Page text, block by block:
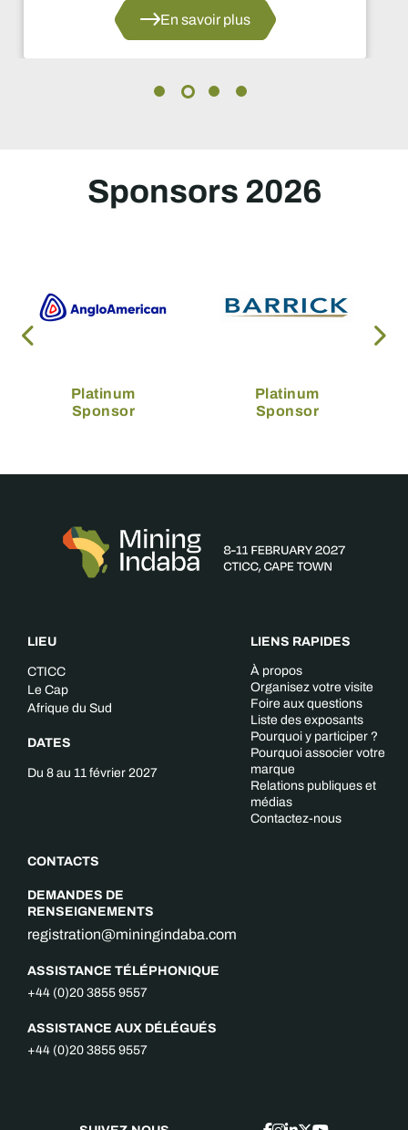
Sponsors 2026
Platinum
Sponsor
Platinum
Sponsor
LIEU
CTICC
Le Cap
Afrique du Sud
DATES
Du 8 au 11 février 2027
CONTACTS
DEMANDES DE
RENSEIGNEMENTS
registration@miningindaba.com
ASSISTANCE TÉLÉPHONIQUE
+44 (0)20 3855 9557
ASSISTANCE AUX DÉLÉGUÉS
+44 (0)20 3855 9557
LIENS RAPIDES
À propos
Organisez votre visite
Foire aux questions
Liste des exposants
Pourquoi y participer ?
Pourquoi associer votre
marque
Relations publiques et
médias
Contactez-nous